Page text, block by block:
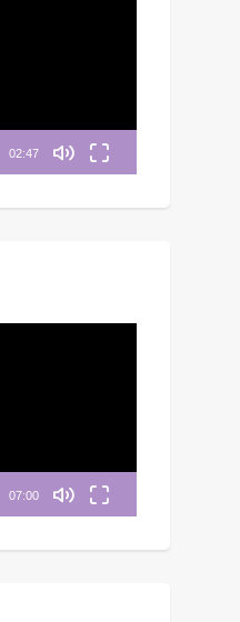
02:47
07:00